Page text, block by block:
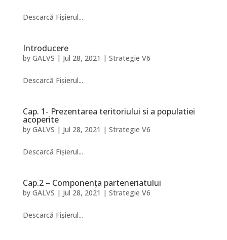
Descarcă Fișierul...
Introducere
by GALVS | Jul 28, 2021 | Strategie V6
Descarcă Fișierul...
Cap. 1- Prezentarea teritoriului si a populatiei
acoperite
by GALVS | Jul 28, 2021 | Strategie V6
Descarcă Fișierul...
Cap.2 – Componența parteneriatului
by GALVS | Jul 28, 2021 | Strategie V6
Descarcă Fișierul...